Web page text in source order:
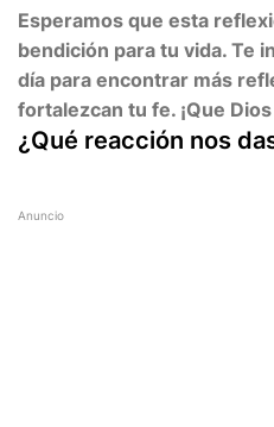
Esperamos que esta
bendición para tu vida. Te
día para encontrar más
fortalezcan tu fe. ¡Que
¿Qué reacción nos
Anuncio